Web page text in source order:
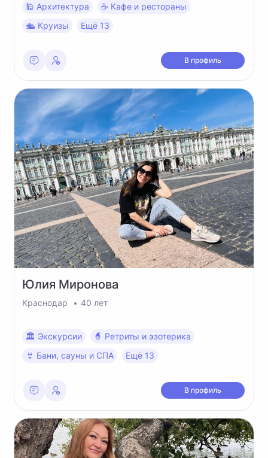
🕌 Архитектура
☕️ Кафе и рестораны
🛳 Круизы
Ещё 13
В профиль
Юлия Миронова
Краснодар 40 лет
🏛 Экскурсии
🧙 Ретриты и эзотерика
👙 Бани, сауны и СПА
Ещё 13
В профиль